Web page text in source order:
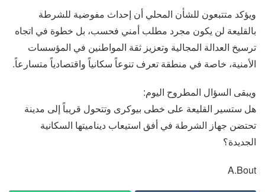
ويؤكد متتبعون للشأن المحلي أن إحداث مفوضية للشرطة
بالقليعة لن يكون مجرد مطلب أمني فحسب، بل خطوة في اتجاه
ترسيخ العدالة المجالية وتعزيز ثقة المواطنين في المؤسسات
الأمنية، خاصة في منطقة تعرف تنوعاً سكانياً واقتصادياً متسارعاً.
ويبقى السؤال المطروح اليوم:
هل ستسير القليعة على خطى بيوكرى وتتحول قريباً إلى مدينة
تحتضن جهاز الشرطة في أفق استيعاب ديناميتها السكانية
الجديدة؟
A.Bout